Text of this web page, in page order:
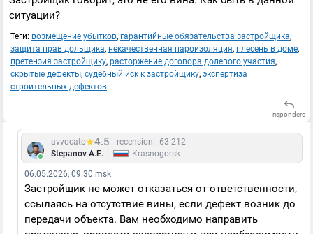
ситуации?
Теги: возмещение убытков, гарантийные обязательства застройщика,
защита прав дольщика, некачественная пароизоляция, плесень в доме,
претензия застройщику, расторжение договора долевого участия,
скрытые дефекты, судебный иск к застройщику, экспертиза
строительных дефектов
rispondere
avvocato 4.5
recensioni: 63 212
Stepanov A.E.
Krasnogorsk
06.05.2026, 09:30 msk
Застройщик не может отказаться от ответственности,
ссылаясь на отсутствие вины, если дефект возник до
передачи объекта. Вам необходимо направить